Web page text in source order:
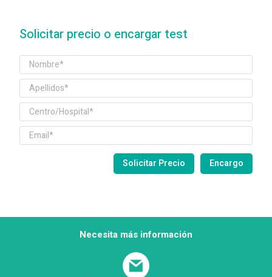
Solicitar precio o encargar test
Necesita más información